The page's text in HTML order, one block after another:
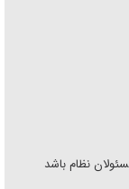
نظام باشد